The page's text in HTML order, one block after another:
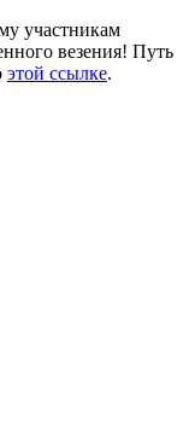
участникам
везения! Путь
этой ссылке.